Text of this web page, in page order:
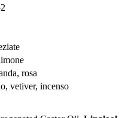
rosa
vetiver, incenso